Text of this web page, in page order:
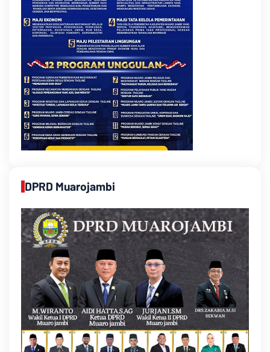
DPRD Muarojambi